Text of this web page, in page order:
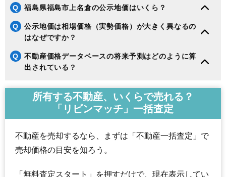
Q 福島県福島市上名倉の公示地価はいくら？
Q
公示地価は相場価格（実勢価格）が大きく異なるの
はなぜですか？
Q
不動産価格データベースの将来予測はどのように算
出されている？
所有する不動産、いくらで売れる？
「リビンマッチ」一括査定
不動産を売却するなら、まずは「不動産一括査定」で
売却価格の目安を知ろう。
「無料査定スタート」を押すだけで、現在表示してい